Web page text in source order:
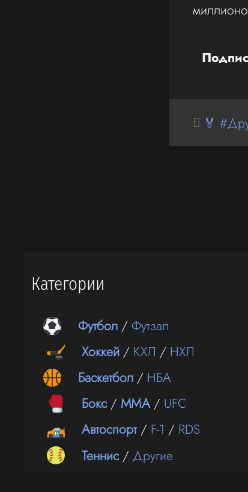
🏅
Категории
Футбол /Футзал
Хоккей / КХЛ / НХЛ
Баскетбол / НБА
Бокс / ММА/ UFC
Автоспорт/ F-1 / RDS
Теннис /Другие